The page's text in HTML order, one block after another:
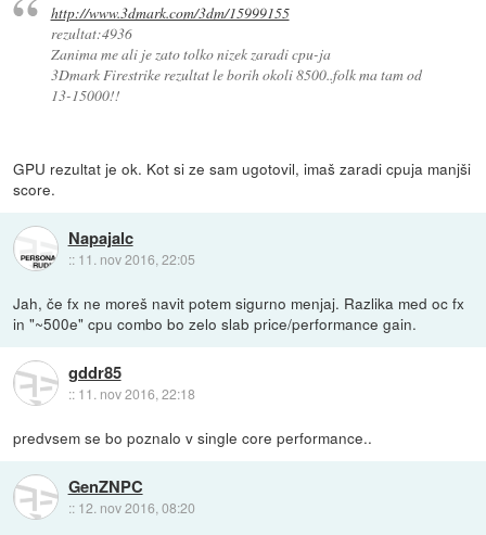
http://www.3dmark.com/3dm/15999155
rezultat:4936
Zanima me ali je zato tolko nizek zaradi cpu-ja
3Dmark Firestrike rezultat le borih okoli 8500..folk ma tam od
13-15000!!
GPU rezultat je ok. Kot si ze sam ugotovil, imaš zaradi cpuja manjši
score.
Napajalc
:: 11. nov 2016, 22:05
Jah, če fx ne moreš navit potem sigurno menjaj. Razlika med oc fx
in "~500e" cpu combo bo zelo slab price/performance gain.
gddr85
:: 11. nov 2016, 22:18
predvsem se bo poznalo v single core performance..
GenZNPC
:: 12. nov 2016, 08:20